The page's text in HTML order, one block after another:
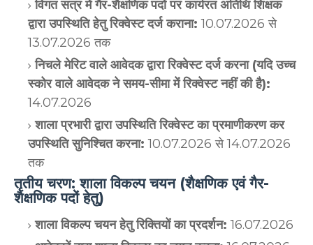
विगत सत्र में गैर-शैक्षणिक पदों पर कार्यरत अतिथि शिक्षक
द्वारा उपस्थिति हेतु रिक्वेस्ट दर्ज कराना: 10.07.2026 से
13.07.2026 तक
निचले मेरिट वाले आवेदक द्वारा रिक्वेस्ट दर्ज करना (यदि उच्च
स्कोर वाले आवेदक ने समय-सीमा में रिक्वेस्ट नहीं की है):
14.07.2026
शाला प्रभारी द्वारा उपस्थिति रिक्वेस्ट का प्रमाणीकरण कर
उपस्थिति सुनिश्चित करना: 10.07.2026 से 14.07.2026
तक
तृतीय चरण: शाला विकल्प चयन (शैक्षणिक एवं गैर-
शैक्षणिक पदों हेतु)
शाला विकल्प चयन हेतु रिक्तियों का प्रदर्शन: 16.07.2026